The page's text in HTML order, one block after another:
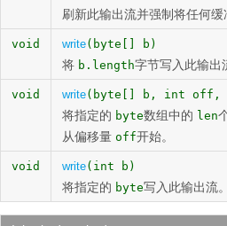
刷新此输出流并强制将任何缓
void write(byte[] b)
将 b.length字节写入此输出
void write(byte[] b, int off,
将指定的 byte数组中的 len
从偏移量 off开始。
void write(int b)
将指定的 byte写入此输出流。